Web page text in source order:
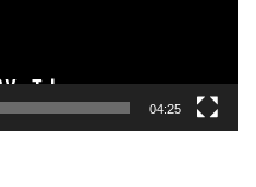
04:25